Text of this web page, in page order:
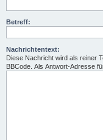
Betreff:
Nachrichtentext:
Diese Nachricht wird als reiner
BBCode. Als Antwort-Adresse